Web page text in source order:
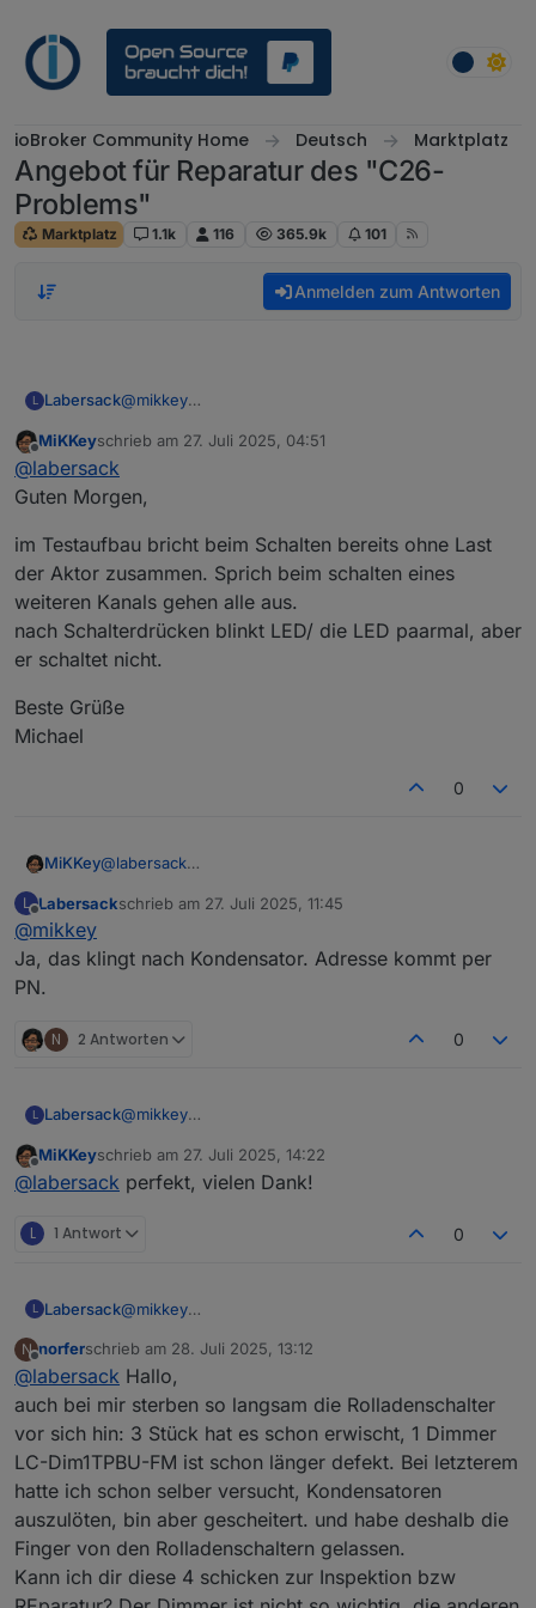
ioBroker Community Home Deutsch Marktplatz
Angebot für Reparatur des "C26-
Problems"
Marktplatz 1.1k 116 365.9k 101
Anmelden zum Antworten
L Labersack@mikkey
wirklich detailiert. ;-)
Offline
MiKKeyschrieb am 27. Juli 2025, 04:51
zuletzt editiert von
@labersack
Guten Morgen,
im Testaufbau bricht beim Schalten bereits ohne Last
der Aktor zusammen. Sprich beim schalten eines
weiteren Kanals gehen alle aus.
nach Schalterdrücken blinkt LED/ die LED paarmal, aber
er schaltet nicht.
Beste Grüße
Michael
0
MiKKey@labersack
im Testaufbau bricht beim Schalten bereits ohne Last
weiteren Kanals gehen alle aus.
nach Schalterdrücken blinkt LED/ die LED paarmal, aber
Beste Grüße
L
Offline
Labersackschrieb am 27. Juli 2025, 11:45
zuletzt editiert von
@mikkey
Ja, das klingt nach Kondensator. Adresse kommt per
PN.
N 2 Antworten 0
L Labersack@mikkey
per PN.
Offline
MiKKeyschrieb am 27. Juli 2025, 14:22
zuletzt editiert von
@labersack perfekt, vielen Dank!
L 1 Antwort 0
L Labersack@mikkey
per PN.
N
Offline
norferschrieb am 28. Juli 2025, 13:12
zuletzt editiert von
@labersack Hallo,
auch bei mir sterben so langsam die Rolladenschalter
vor sich hin: 3 Stück hat es schon erwischt, 1 Dimmer
LC-Dim1TPBU-FM ist schon länger defekt. Bei letzterem
hatte ich schon selber versucht, Kondensatoren
auszulöten, bin aber gescheitert. und habe deshalb die
Finger von den Rolladenschaltern gelassen.
Kann ich dir diese 4 schicken zur Inspektion bzw